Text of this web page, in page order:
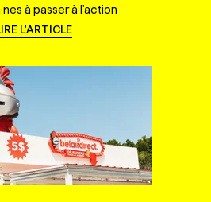
à passer à l'action
L'ARTICLE